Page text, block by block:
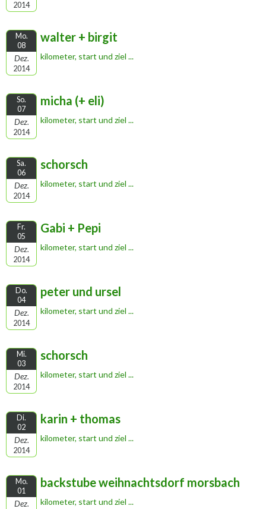
2014
Mo.
08
Dez.
2014
walter + birgit
kilometer, start und ziel ...
So.
07
Dez.
2014
micha (+ eli)
kilometer, start und ziel ...
Sa.
06
Dez.
2014
schorsch
kilometer, start und ziel ...
Fr.
05
Dez.
2014
Gabi + Pepi
kilometer, start und ziel ...
Do.
04
Dez.
2014
peter und ursel
kilometer, start und ziel ...
Mi.
03
Dez.
2014
schorsch
kilometer, start und ziel ...
Di.
02
Dez.
2014
karin + thomas
kilometer, start und ziel ...
Mo.
01
Dez.
backstube weihnachtsdorf morsbach
kilometer, start und ziel ...